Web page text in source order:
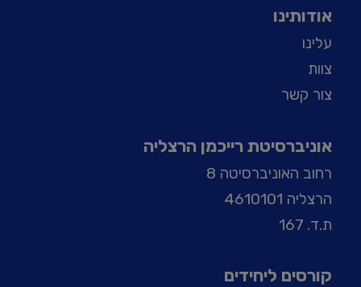
אודותינו
עלינו
צוות
צור קשר
אוניברסיטת רייכמן הרצליה
רחוב האוניברסיטה 8
הרצליה 4610101
ת.ד. 167
קורסים ליחידים